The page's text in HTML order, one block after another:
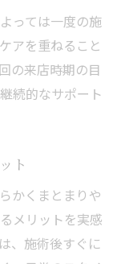
っては一度の施
アを重ねること
の来店時期の目
続的なサポート
ト
かくまとまりや
メリットを実感
、施術後すぐに